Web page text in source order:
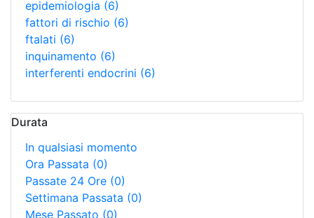
epidemiologia (6)
fattori di rischio (6)
ftalati (6)
inquinamento (6)
interferenti endocrini (6)
Durata
In qualsiasi momento
Ora Passata (0)
Passate 24 Ore (0)
Settimana Passata (0)
Mese Passato (0)